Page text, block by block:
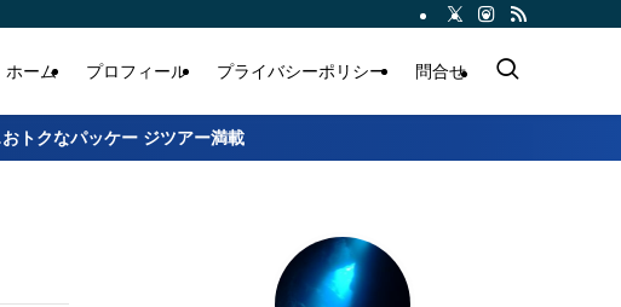
ホーム プロフィール プライバシーポリシー 問合せ
トクなパッケー ジツアー満載